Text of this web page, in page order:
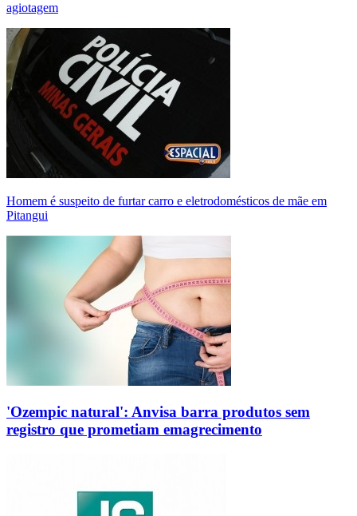
agiotagem
Homem é suspeito de furtar carro e eletrodomésticos de mãe em
Pitangui
'Ozempic natural': Anvisa barra produtos sem
registro que prometiam emagrecimento